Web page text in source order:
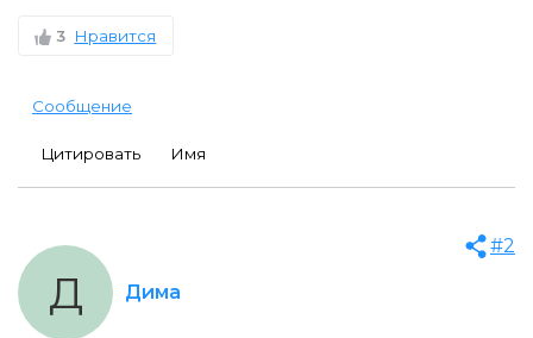
3 Нравится
Сообщение
Цитировать Имя
Дима
Д
#2